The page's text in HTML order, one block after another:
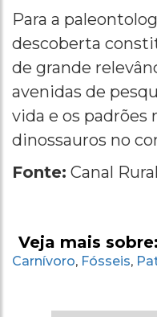
Para a
descoberta
de grande
avenidas de
vida e os padrões
dinossauros no
Fonte: Canal
Veja mais sobre:
Carnívoro, Fósseis,